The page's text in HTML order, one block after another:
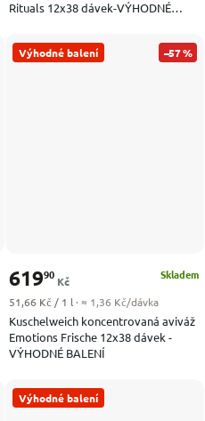
Rituals 12x38 dávek-VÝHODNÉ
Výhodné balení –57 %
Kuschelweich koncentrovaná aviváž
Emotions Frische 12x38 dávek -
VÝHODNÉ BALENÍ
Skladem
61990
Kč
Měrná cena:
51,66 Kč / 1 l · ≈ 1,36 Kč/dávka
Výhodné balení